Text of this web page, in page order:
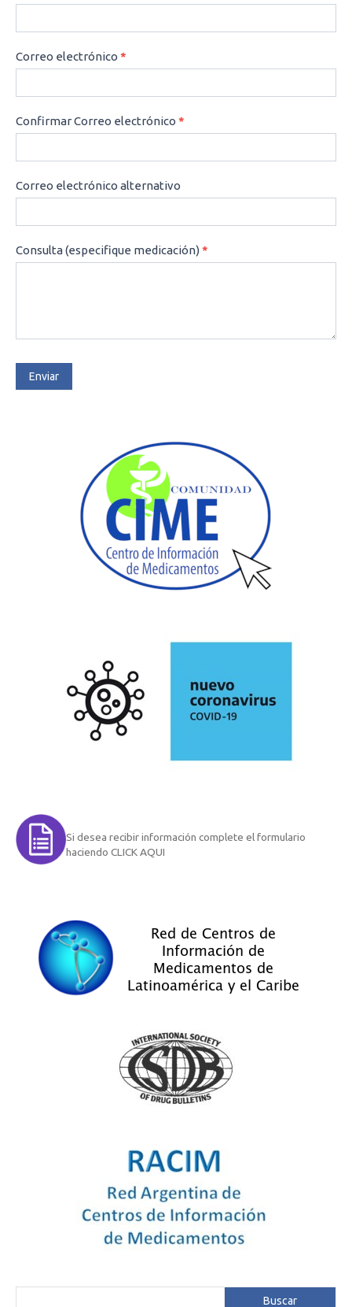
Correo electrónico *
Confirmar Correo electrónico *
Correo electrónico alternativo
Consulta (especifique medicación)*
Enviar
Si desea recibir información complete el formulario
haciendo CLICK AQUI
Buscar